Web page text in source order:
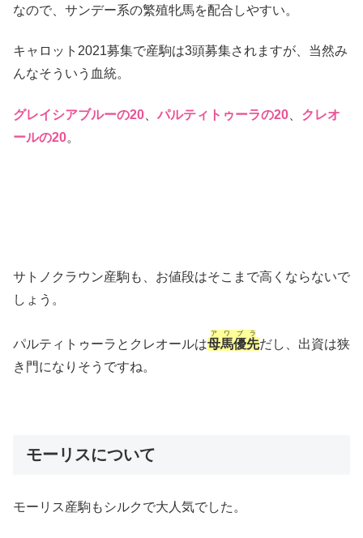
なので、サンデー系の繁殖牝馬を配合しやすい。
キャロット2021募集で産駒は3頭募集されますが、当然み
んなそういう血統。
グレイシアブルーの20 パルティトゥーラの20
クレオ
ールの20。
サトノクラウン産駒も、お値段はそこまで高くならないで
しょう。
パルティトゥーラとクレオールは母馬優先
アワブラ
だし、出資は狭
き門になりそうですね。
モーリスについて
モーリス産駒もシルクで大人気でした。